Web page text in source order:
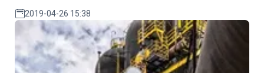
2019-04-26 15:38